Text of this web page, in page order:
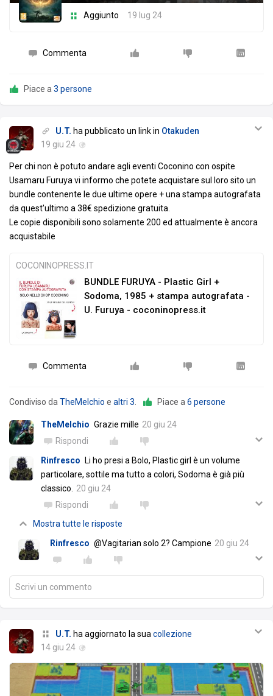
Aggiunto 19 lug 24
Commenta
Piace a 3 persone
U.T. ha pubblicato un link in Otakuden
19 giu 24
Per chi non è potuto andare agli eventi Coconino con ospite
Usamaru Furuya vi informo che potete acquistare sul loro sito un
bundle contenente le due ultime opere + una stampa autografata
da quest'ultimo a 38€ spedizione gratuita.
Le copie disponibili sono solamente 200 ed attualmente è ancora
acquistabile
COCONINOPRESS.IT
BUNDLE FURUYA - Plastic Girl +
Sodoma, 1985 + stampa autografata -
U. Furuya - coconinopress.it
Commenta
Condiviso da TheMelchio e altri 3 Piace a 6 persone
TheMelchio Grazie mille 20 giu 24
Rispondi
Rinfresco
Li ho presi a Bolo, Plastic girl è un volume
particolare, sottile ma tutto a colori, Sodoma è già più
classico.
20 giu 24
Rispondi
Mostra tutte le risposte
Rinfresco @Vagitarian solo 2? Campione 20 giu 24
Scrivi un commento
U.T. ha aggiornato la sua collezione
14 giu 24